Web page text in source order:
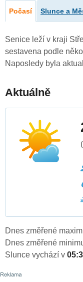
Počasí Slunce a
Senice leží v kraji
sestavena podle
Naposledy byla
Aktuálně
Dnes změřené
Dnes změřené
Slunce vychází v